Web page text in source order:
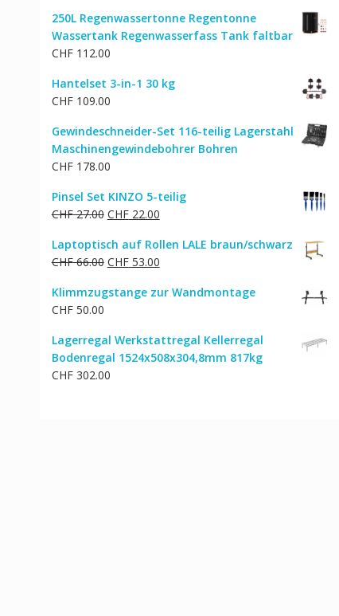
war:
CHF 207.00
ist:
CHF 175.00.
250L Regenwassertonne Regentonne
Wassertank Regenwasserfass Tank faltbar
CHF112.00
Hantelset 3-in-1 30 kg
CHF109.00
Gewindeschneider-Set 116-teilig Lagerstahl
Maschinengewindebohrer Bohren
CHF178.00
Pinsel Set KINZO 5-teilig
CHF27.00 Ursprünglicher
war:
CHF 27.00
CHF22.00Aktueller
ist:
CHF 22.00.
Laptoptisch auf Rollen LALE braun/schwarz
CHF66.00 Ursprünglicher
war:
CHF53.00Aktueller
ist:
Klimmzugstange zur Wandmontage
CHF50.00
Lagerregal Werkstattregal Kellerregal
Bodenregal 1524x508x304,8mm 817kg
CHF302.00